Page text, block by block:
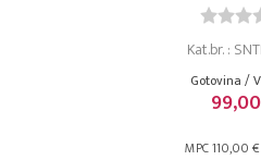
Kat.br. :
Gotovina /
MPC 110,00